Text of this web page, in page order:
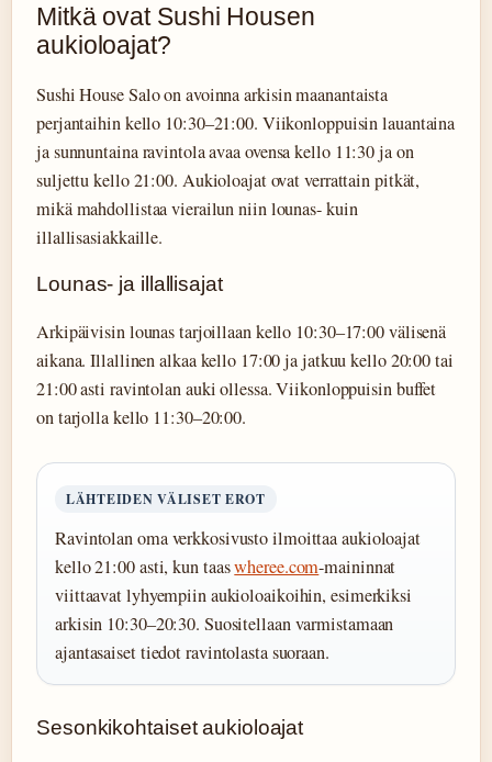
Mitkä ovat Sushi Housen
aukioloajat?
Sushi House Salo on avoinna arkisin maanantaista
perjantaihin kello 10:30–21:00. Viikonloppuisin lauantaina
ja sunnuntaina ravintola avaa ovensa kello 11:30 ja on
suljettu kello 21:00. Aukioloajat ovat verrattain pitkät,
mikä mahdollistaa vierailun niin lounas- kuin
illallisasiakkaille.
Lounas- ja illallisajat
Arkipäivisin lounas tarjoillaan kello 10:30–17:00 välisenä
aikana. Illallinen alkaa kello 17:00 ja jatkuu kello 20:00 tai
21:00 asti ravintolan auki ollessa. Viikonloppuisin buffet
on tarjolla kello 11:30–20:00.
LÄHTEIDEN VÄLISET EROT
Ravintolan oma verkkosivusto ilmoittaa aukioloajat
kello 21:00 asti, kun taaswheree.com-maininnat
viittaavat lyhyempiin aukioloaikoihin, esimerkiksi
arkisin 10:30–20:30. Suositellaan varmistamaan
ajantasaiset tiedot ravintolasta suoraan.
Sesonkikohtaiset aukioloajat